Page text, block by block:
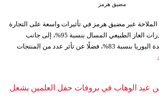
مضيق هرمز
عبر مضيق هرمز في تأثيرات واسعة على التجارة
العالمية، مع تراجع صادرات الغاز الطبيعي المسال بنسبة 95%، إلى جانب
انخفاض صادرات أسمدة اليوريا بنسبة 83%، فضلًا عن تأثر عدد من المنتجات
عبد الوهاب في بروفات حفل العلمين يشعل